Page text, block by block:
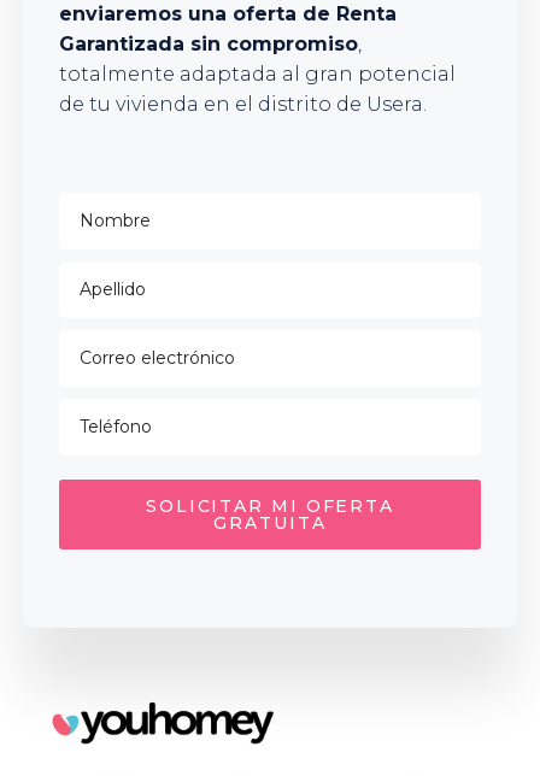
enviaremos una oferta de Renta
Garantizada sin compromiso,
totalmente adaptada al gran potencial
de tu vivienda en el distrito de Usera.
SOLICITAR MI OFERTA
GRATUITA